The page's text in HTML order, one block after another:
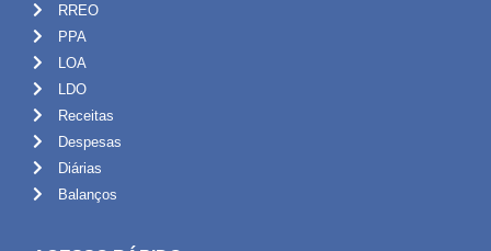
RREO
PPA
LOA
LDO
Receitas
Despesas
Diárias
Balanços